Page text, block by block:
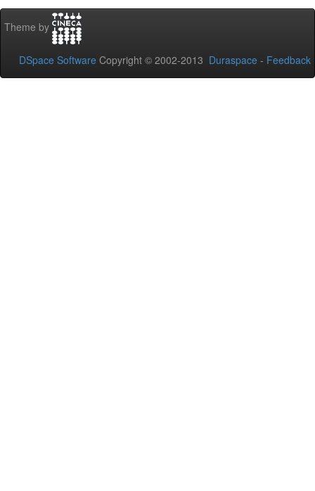
Theme by
DSpace Software Copyright © 2002-2013 Duraspace - Feedback